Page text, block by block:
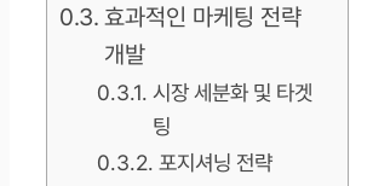
효과적인 마케팅 전략
개발
시장 세분화 및 타겟
팅
포지셔닝 전략